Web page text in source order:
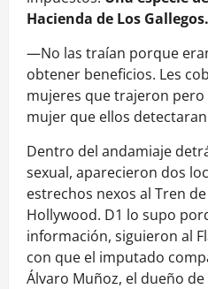
Hacienda de Los Gallegos.
—No las traían porque
obtener beneficios. Les
mujeres que trajeron
mujer que ellos
Dentro del andamiaje
sexual, aparecieron dos
estrechos nexos al Tren
Hollywood. D1 lo supo
información, siguieron al
con que el imputado
Álvaro Muñoz, el dueño